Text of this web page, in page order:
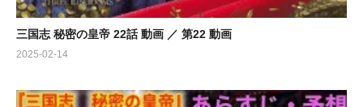
三国志 秘密の皇帝 22話 動画 ／ 第22 動画
2025-02-14